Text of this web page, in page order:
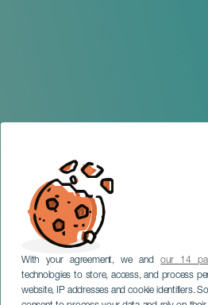
With your agreement, we andour 14
technologies to store, access, and process
website, IP addresses and cookie identifiers.